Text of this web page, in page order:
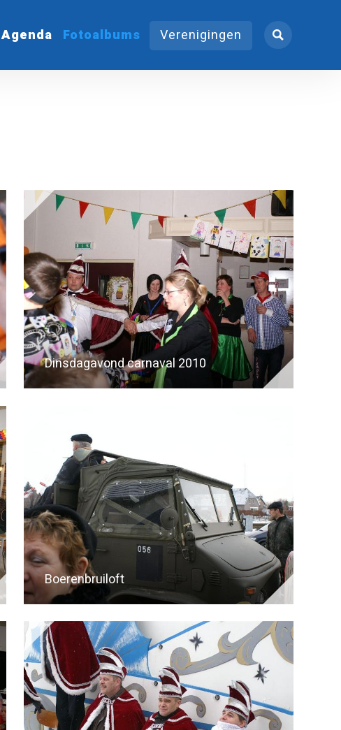
Agenda Fotoalbums Verenigingen
Dinsdagavond carnaval 2010
Boerenbruiloft